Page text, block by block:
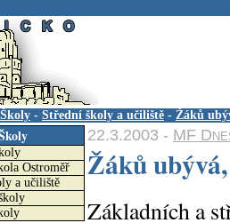
Školy - Střední školy a učiliště - Žáků
Ostroměř
a učiliště
22.3.2003 - MF
Žáků
Základních a